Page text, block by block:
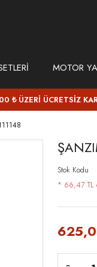
MOTOR
₺ ÜZERİ ÜCRETSİZ
Stok Kodu
* 66,47 TL